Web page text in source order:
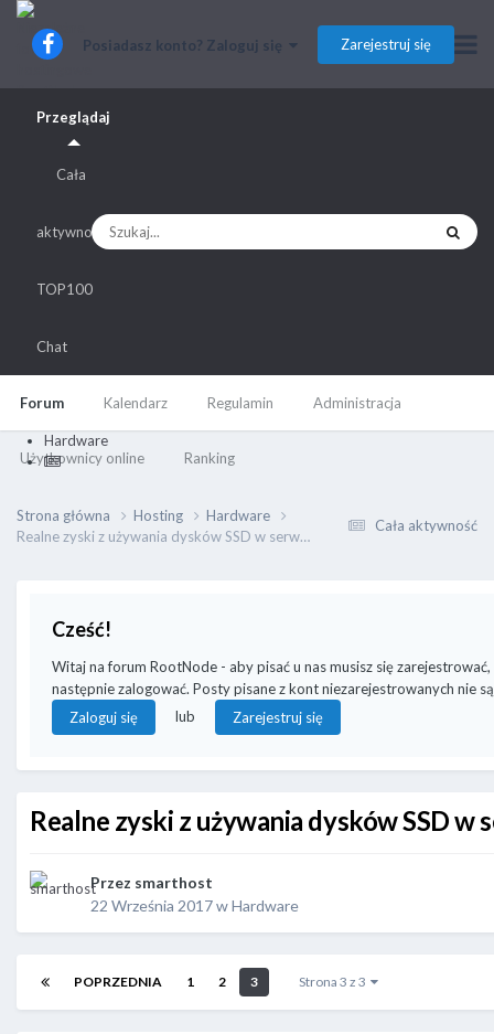
Posiadasz konto? Zaloguj się Zarejestruj się
Przeglądaj
Forum Kalendarz Regulamin Administracja
Użytkownicy online Ranking
Cała
aktywność
TOP100
Chat
Hardware
Cała aktywność
Strona główna Hosting
Hardware
Realne zyski z używania dysków SSD w serwerze.
Cześć!
Witaj na forum RootNode - aby pisać u nas musisz się zarejestrować,
następnie zalogować. Posty pisane z kont niezarejestrowanych nie
Zaloguj się
lub Zarejestruj się
Realne zyski z używania dysków SSD w
Przez smarthost
22 Września 2017wHardware
POPRZEDNIA 1 2 3 Strona 3 z 3